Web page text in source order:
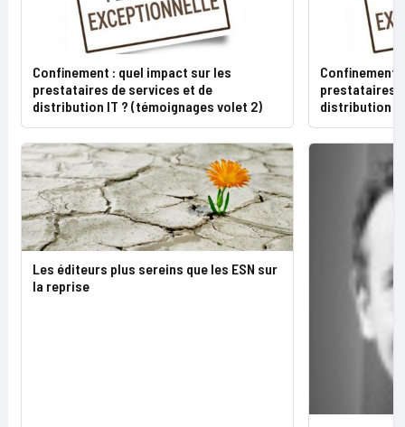
Confinement : quel impact sur les
prestataires de services et de
distribution IT ? (témoignages volet 2)
Confinement
prestataires
distribution
Les éditeurs plus sereins que les ESN sur
la reprise